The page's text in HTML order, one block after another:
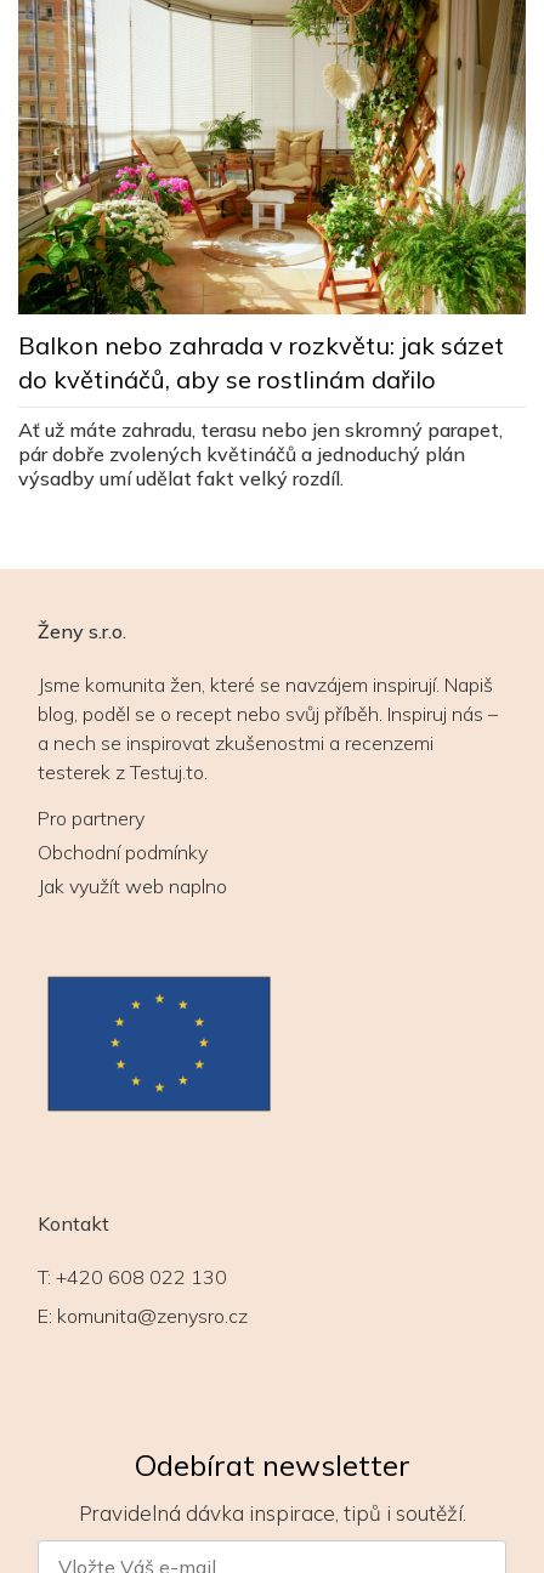
Balkon nebo zahrada v rozkvětu: jak sázet
do květináčů, aby se rostlinám dařilo
Ať už máte zahradu, terasu nebo jen skromný parapet,
pár dobře zvolených květináčů a jednoduchý plán
výsadby umí udělat fakt velký rozdíl.
Ženy s.r.o.
Jsme komunita žen, které se navzájem inspirují. Napiš
blog, poděl se o recept nebo svůj příběh. Inspiruj nás –
a nech se inspirovat zkušenostmi a recenzemi
testerek z Testuj.to.
Pro partnery
Obchodní podmínky
Jak využít web naplno
Kontakt
T: +420 608 022 130
E: komunita@zenysro.cz
Odebírat newsletter
Pravidelná dávka inspirace, tipů i soutěží.